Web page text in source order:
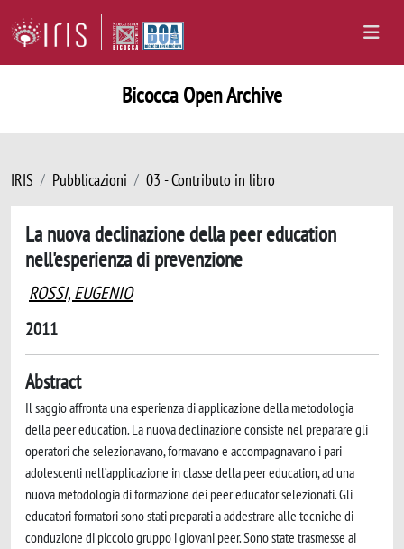
Bicocca Open Archive
IRIS Pubblicazioni 03 - Contributo in libro
La nuova declinazione della peer education
nell'esperienza di prevenzione
ROSSI, EUGENIO
2011
Abstract
Il saggio affronta una esperienza di applicazione della metodologia
della peer education. La nuova declinazione consiste nel preparare gli
operatori che selezionavano, formavano e accompagnavano i pari
adolescenti nell’applicazione in classe della peer education, ad una
nuova metodologia di formazione dei peer educator selezionati. Gli
educatori formatori sono stati preparati a addestrare alle tecniche di
conduzione di piccolo gruppo i giovani peer. Sono state trasmesse ai